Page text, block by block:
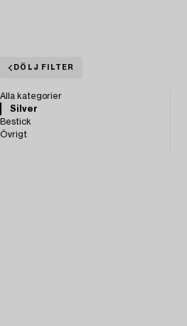
DÖLJ FILTER
Alla kategorier
Silver
Bestick
Övrigt